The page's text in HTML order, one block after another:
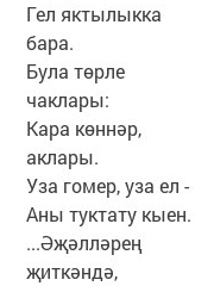
Гел яктылыкка
бара.
Була төрле
чаклары:
Кара көннәр,
аклары.
Уза гомер, уза ел -
Аны туктату кыен.
...Әҗәлләрең
җиткәндә,